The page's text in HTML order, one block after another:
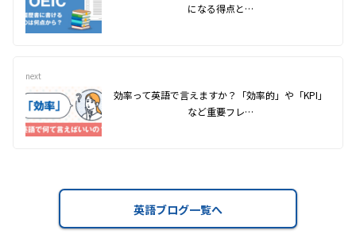
になる得点と…
next
効率って英語で言えますか？「効率的」や「KPI」
など重要フレ…
英語ブログ一覧へ